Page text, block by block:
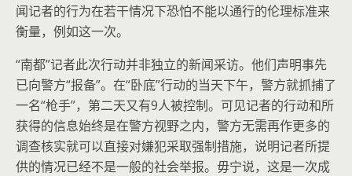
闻记者的行为在若干情况下恐怕不能以通行的伦理标准来
衡量，例如这一次。
“南都”记者此次行动并非独立的新闻采访。他们声明事先
已向警方“报备”。在“卧底”行动的当天下午，警方就抓捕了
一名“枪手”，第二天又有9人被控制。可见记者的行动和所
获得的信息始终是在警方视野之内，警方无需再作更多的
调查核实就可以直接对嫌犯采取强制措施，说明记者所提
供的情况已经不是一般的社会举报。毋宁说，这是一次成